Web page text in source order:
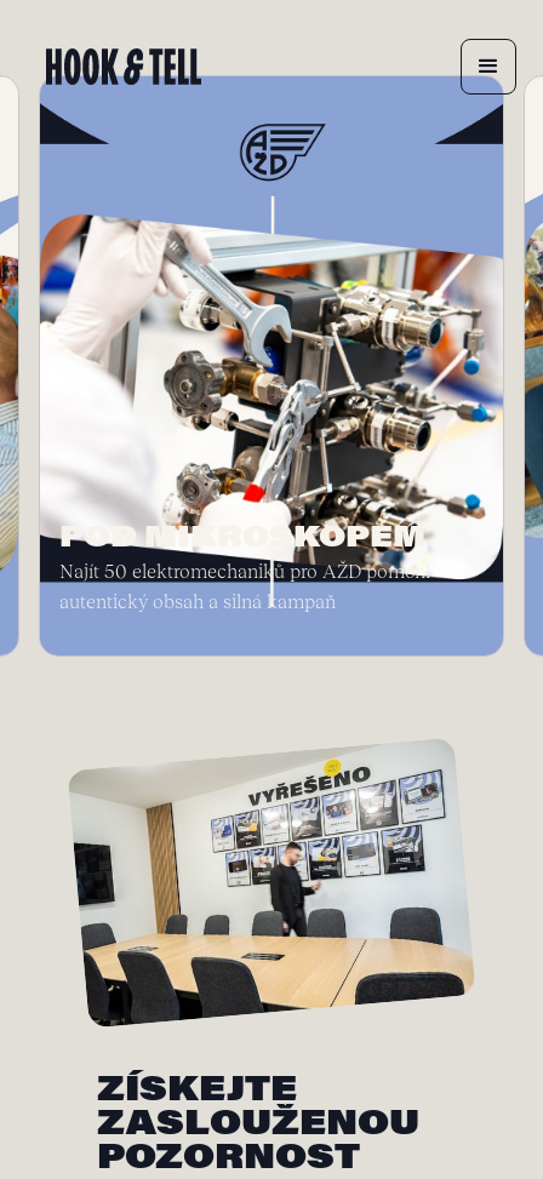
POD MIKROSKOPEM
Najít 50 elektromechaniků pro AŽD pomohl
autentický obsah a silná kampaň
ZÍSKEJTE
ZASLOUŽENOU
POZORNOST